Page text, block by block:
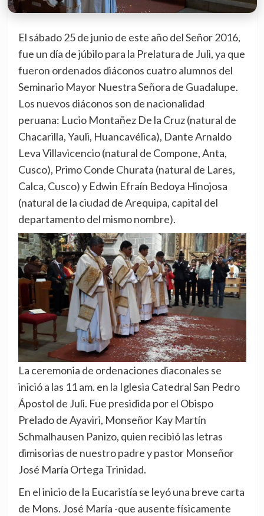
El sábado 25 de junio de este año del Señor 2016,
fue un día de júbilo para la Prelatura de Juli, ya que
fueron ordenados diáconos cuatro alumnos del
Seminario Mayor Nuestra Señora de Guadalupe.
Los nuevos diáconos son de nacionalidad
peruana: Lucio Montañez De la Cruz (natural de
Chacarilla, Yauli, Huancavélica), Dante Arnaldo
Leva Villavicencio (natural de Compone, Anta,
Cusco), Primo Conde Churata (natural de Lares,
Calca, Cusco) y Edwin Efraín Bedoya Hinojosa
(natural de la ciudad de Arequipa, capital del
departamento del mismo nombre).
La ceremonia de ordenaciones diaconales se
inició a las 11 am. en la Iglesia Catedral San Pedro
Ápostol de Juli. Fue presidida por el Obispo
Prelado de Ayaviri, Monseñor Kay Martín
Schmalhausen Panizo, quien recibió las letras
dimisorias de nuestro padre y pastor Monseñor
José María Ortega Trinidad.
En el inicio de la Eucaristía se leyó una breve carta
de Mons. José María -que ausente físicamente